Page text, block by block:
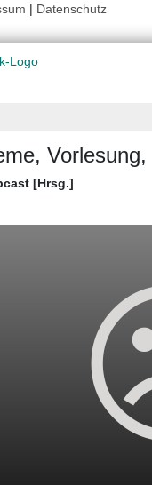
| Datenschutz
[Hrsg.]